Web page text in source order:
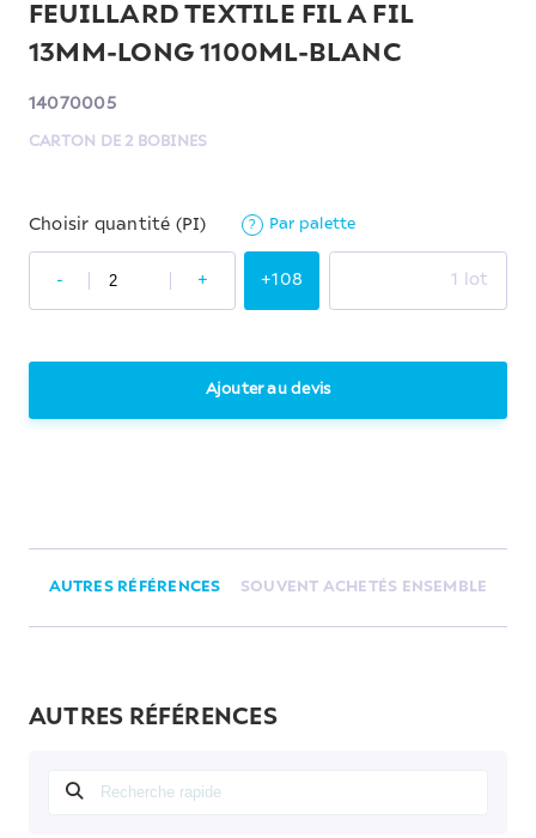
FEUILLARD TEXTILE FIL A FIL
13MM-LONG 1100ML-BLANC
14070005
CARTON DE 2 BOBINES
Choisir quantité (PI) ? Par palette
- + +108 1 lot
Ajouter au devis
AUTRES RÉFÉRENCES SOUVENT ACHETÉS ENSEMBLE
AUTRES RÉFÉRENCES